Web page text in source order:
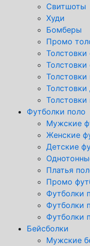
Свитшоты
Худи
Бомберы
Промо
Толстовки
Толстовки
Толстовки
Футболки поло
Мужские
Женские
Детские
Платья
Промо
Футболки
Футболки
Футболки
Бейсболки
Мужские